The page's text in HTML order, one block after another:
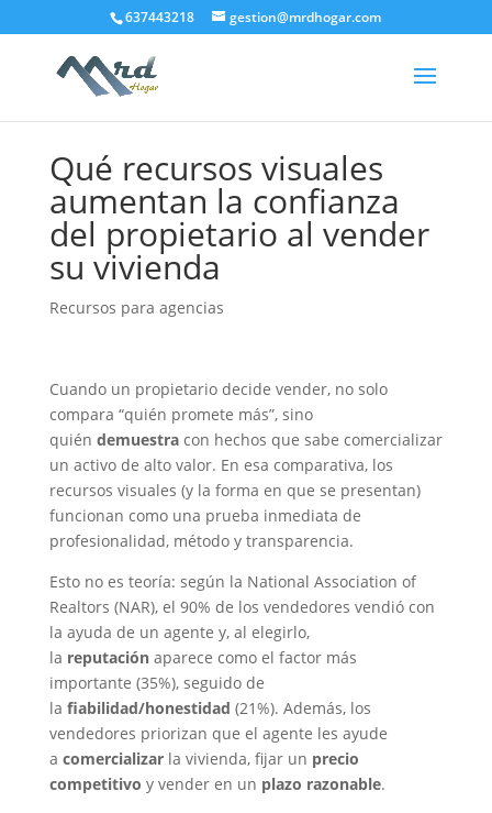
637443218 gestion@mrdhogar.com
Qué recursos visuales
aumentan la confianza
del propietario al vender
su vivienda
Recursos para agencias
Cuando un propietario decide vender, no solo
compara “quién promete más”, sino
quién demuestracon hechos que sabe comercializar
un activo de alto valor. En esa comparativa, los
recursos visuales (y la forma en que se presentan)
funcionan como una prueba inmediata de
profesionalidad, método y transparencia.
Esto no es teoría: según la National Association of
Realtors (NAR), el 90% de los vendedores vendió con
la ayuda de un agente y, al elegirlo,
la reputaciónaparece como el factor más
importante (35%), seguido de
la fiabilidad/honestidad (21%). Además, los
vendedores priorizan que el agente les ayude
a comercializarla vivienda, fijar un precio
competitivo y vender en un plazo razonable.